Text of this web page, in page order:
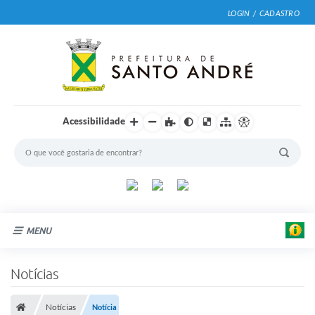
LOGIN / CADASTRO
Acessibilidade
MENU
Notícias
Notícias Notícia